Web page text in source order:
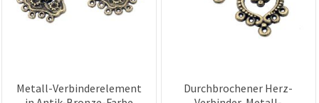
Metall-Verbinderelement
Durchbrochener Herz-